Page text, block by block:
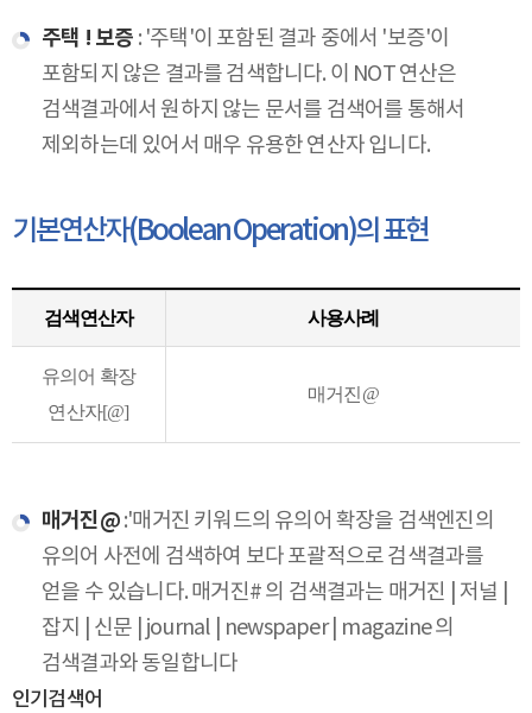
주택 ! 보증 : '주택'이 포함된 결과 중에서 '보증'이
포함되지 않은 결과를 검색합니다. 이 NOT 연산은
검색결과에서 원하지 않는 문서를 검색어를 통해서
제외하는데 있어서 매우 유용한 연산자 입니다.
기본연산자(Boolean Operation)의 표현
검색연산자 사용사례
유의어 확장
연산자[@]
매거진@
매거진@:'매거진 키워드의 유의어 확장을 검색엔진의
유의어 사전에 검색하여 보다 포괄적으로 검색결과를
얻을 수 있습니다. 매거진# 의 검색결과는 매거진 | 저널 |
잡지 | 신문 | journal | newspaper | magazine 의
검색결과와 동일합니다
인기검색어